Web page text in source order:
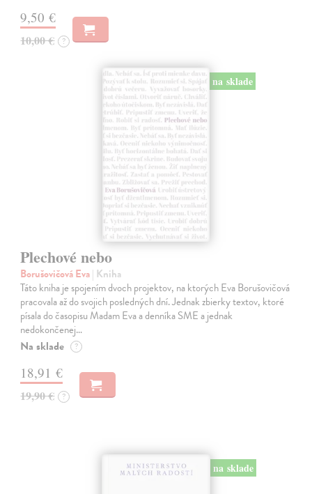
9,50 €
10,00 € ?
na sklade
Plechové nebo
Borušovičová Eva| Kniha
Táto kniha je spojením dvoch projektov, na ktorých Eva Borušovičová
pracovala až do svojich posledných dní. Jednak zbierky textov, ktoré
písala do časopisu Madam Eva a denníka SME a jednak
nedokončenej…
Na sklade ?
18,91 €
19,90 € ?
na sklade